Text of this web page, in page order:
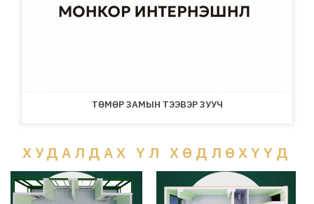
ТӨМӨР ЗАМЫН ТЭЭВЭР ЗУУЧ
ХУДАЛДАХ ҮЛ ХӨДЛӨХҮҮД